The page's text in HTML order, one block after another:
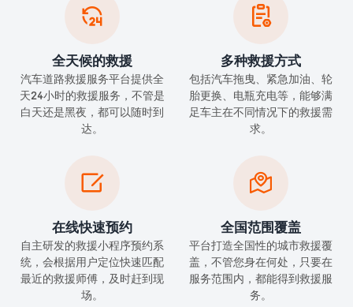

全天候的救援
汽车道路救援服务平台提供全
天24小时的救援服务，不管是
白天还是黑夜，都可以随时到
达。

多种救援方式
包括汽车拖曳、紧急加油、轮
胎更换、电瓶充电等，能够满
足车主在不同情况下的救援需
求。

在线快速预约
自主研发的救援小程序预约系
统，会根据用户定位快速匹配
最近的救援师傅，及时赶到现
场。

全国范围覆盖
平台打造全国性的城市救援覆
盖，不管您身在何处，只要在
服务范围内，都能得到救援服
务。